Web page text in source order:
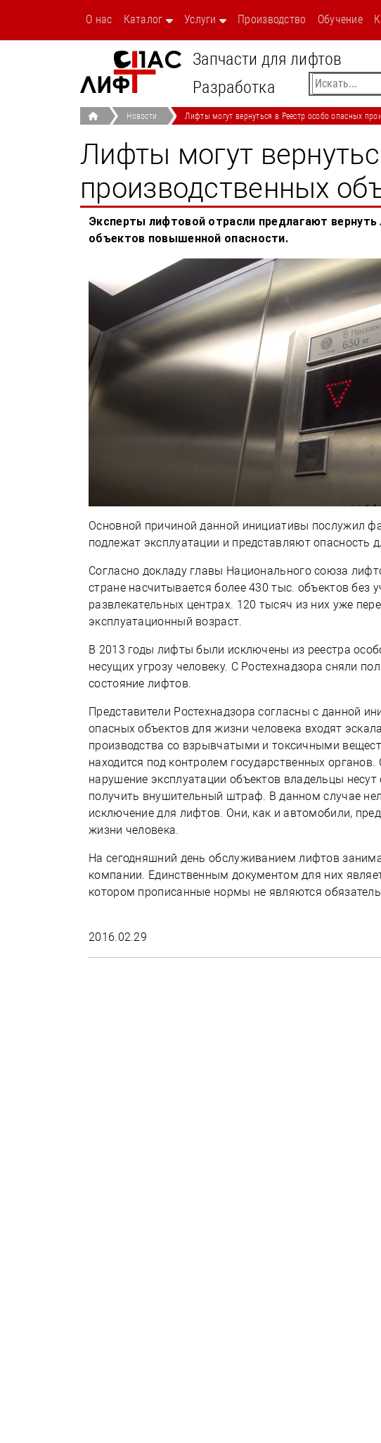
О нас Каталог Услуги Производство Обучение
Запчасти для лифтов
Разработка
Новости Лифты могут вернуться в Реестр особо опасных
Лифты могут
производственных
Эксперты лифтовой отрасли предлагают
объектов повышенной опасности.
Основной причиной данной инициативы послужил
подлежат эксплуатации и представляют опасность
Согласно докладу главы Национального союза
стране насчитывается более 430 тыс. объектов без
развлекательных центрах. 120 тысяч из них уже
эксплуатационный возраст.
В 2013 годы лифты были исключены из реестра
несущих угрозу человеку. С Ростехнадзора сняли
состояние лифтов.
Представители Ростехнадзора согласны с данной
опасных объектов для жизни человека входят
производства со взрывчатыми и токсичными
находится под контролем государственных органов.
нарушение эксплуатации объектов владельцы несут
получить внушительный штраф. В данном случае
исключение для лифтов. Они, как и автомобили,
жизни человека.
На сегодняшний день обслуживанием лифтов
компании. Единственным документом для них
котором прописанные нормы не являются
2016.02.29